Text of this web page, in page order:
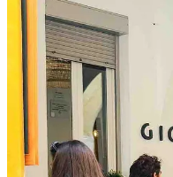
Plusieurs soirée à thème
toutes les informations via
👉 Instagram Gioia
ps: Une interview de
prochainement 😀
Agenda